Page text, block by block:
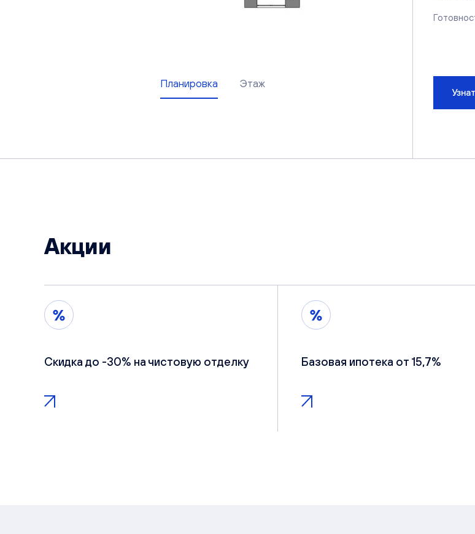
Планировка Этаж
Акции
Скидка до -30% на чистовую отделку Базовая ипотека от 15,7%